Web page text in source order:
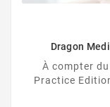
Dragon
À compter
Practice